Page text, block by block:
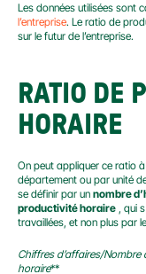
Les données utilisées sont
l’entreprise. Le ratio de
sur le futur de l’entreprise.
RATIO DE
HORAIRE
On peut appliquer ce ratio
département ou par unité
se définir par un nombre
productivité horaire , qui
travaillées, et non plus par
Chiffres d’affaires/Nombre
horaire**